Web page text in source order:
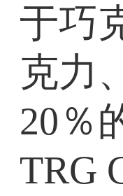
于巧
克力
20％
TRG